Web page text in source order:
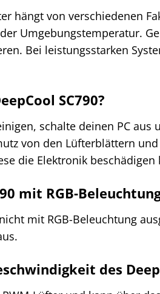
hängt von verschiedenen
Umgebungstemperatur.
Bei leistungsstarken
SC790?
schalte deinen PC
von den Lüfterblättern
die Elektronik beschädigen
mit RGB-
mit RGB-Beleuchtung
des